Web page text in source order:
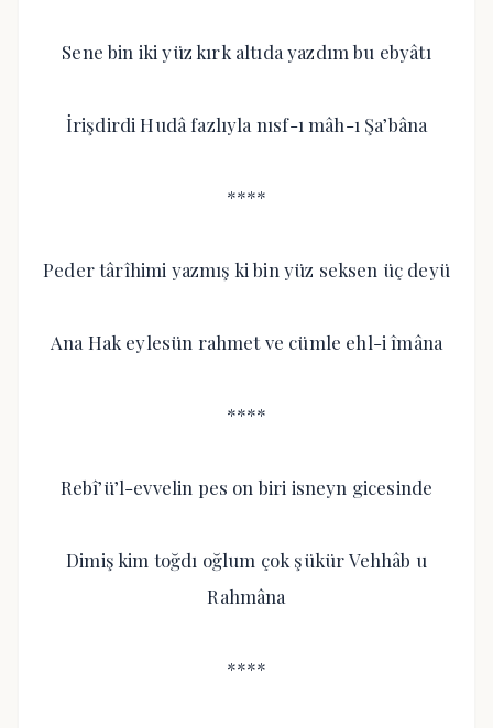
Sene bin iki yüz kırk altıda yazdım bu ebyâtı
İrişdirdi Hudâ fazlıyla nısf-ı mâh-ı Şa’bâna
****
Peder târîhimi yazmış ki bin yüz seksen üç deyü
Ana Hak eylesün rahmet ve cümle ehl-i îmâna
****
Rebî’ü’l-evvelin pes on biri isneyn gicesinde
Dimiş kim toğdı oğlum çok şükür Vehhâb u
Rahmâna
****